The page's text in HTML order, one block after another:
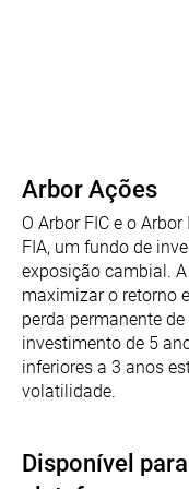
Arbor Ações
O Arbor FIC e o Arbor
FIA, um fundo de
exposição cambial.
maximizar o retorno
perda permanente
investimento de 5
inferiores a 3 anos
volatilidade.
Disponível